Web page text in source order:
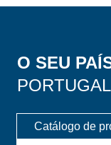
O SEU
PORTUGAL
Catálogo de